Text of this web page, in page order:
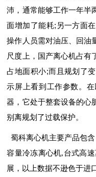
沛，通常能够工作一年半
面增加了能耗;另一方面
操作人员需对油压、回油
尺度上，国产离心机占有
占地面积小;而且规划了
示屏上看到工作参数。
器，它处于整套设备的心
别离规划了过载保护。
蜀科离心机主要产品包含
容量冷冻离心机,台式高
展，以上数据不逊色于进